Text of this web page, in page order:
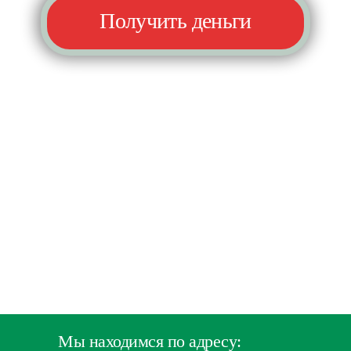
Получить деньги
Мы находимся по адресу: